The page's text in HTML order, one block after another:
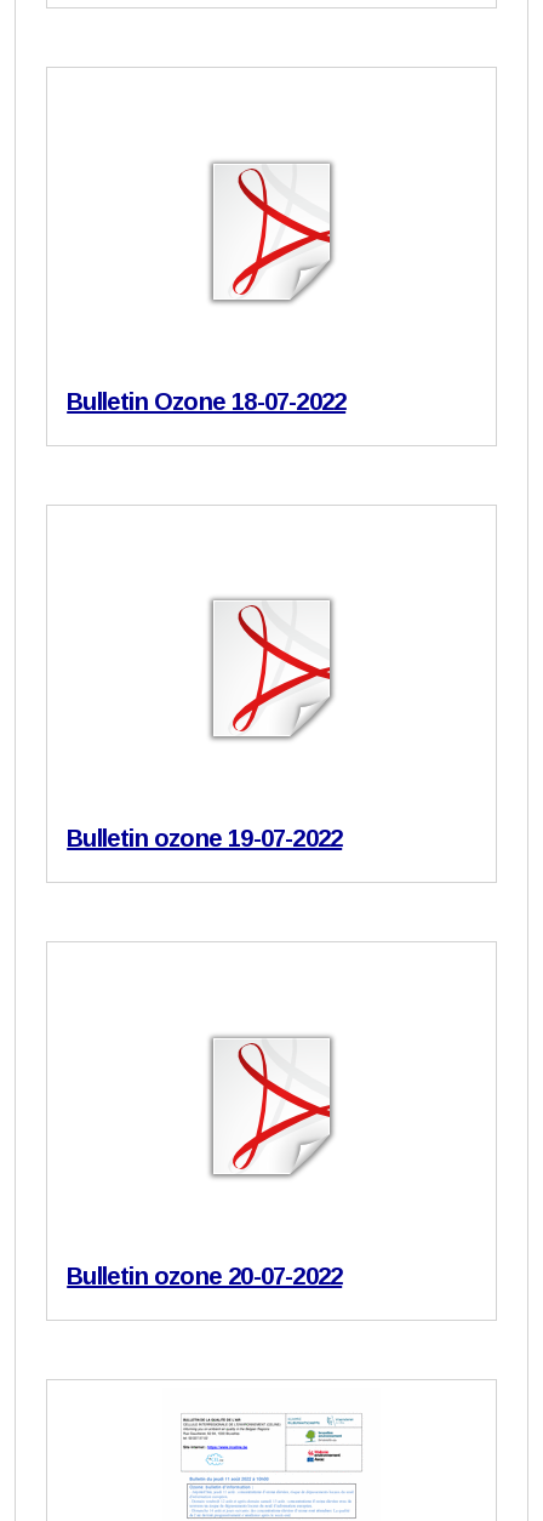
Bulletin Ozone 18-07-2022
Bulletin ozone 19-07-2022
Bulletin ozone 20-07-2022